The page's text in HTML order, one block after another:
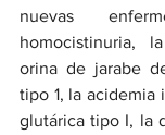
nuevas
homocistinuria,
orina de jarabe
tipo 1, la acidemia
glutárica tipo I, la